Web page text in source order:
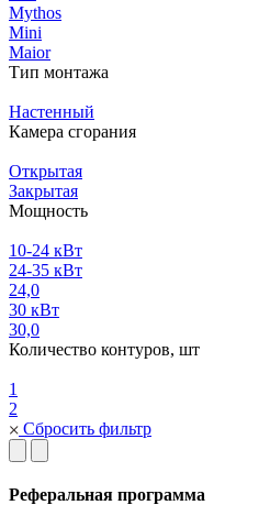
Mythos
Mini
Maior
Тип монтажа
Настенный
Камера сгорания
Открытая
Закрытая
Мощность
10-24 кВт
24-35 кВт
24,0
30 кВт
30,0
Количество контуров, шт
1
2
Сбросить фильтр
Реферальная программа